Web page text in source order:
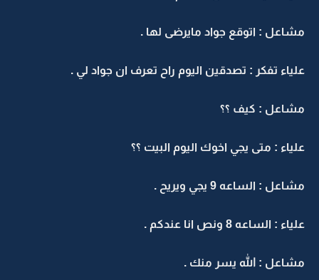
مشاعل : اتوقع جواد مايرضى لها .
علياء تفكر : تصدقين اليوم راح تعرف ان جواد لي .
مشاعل : كيف ؟؟
علياء : متى يجي اخوك اليوم البيت ؟؟
مشاعل : الساعه 9 يجي ويريح .
علياء : الساعه 8 ونص انا عندكم .
مشاعل : الله يسر منك .